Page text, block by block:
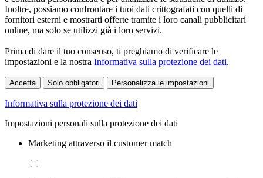
Inoltre, possiamo confrontare i tuoi dati crittografati con quelli di
fornitori esterni e mostrarti offerte tramite i loro canali pubblicitari
online, ma solo se utilizzi già i loro servizi.
Prima di dare il tuo consenso, ti preghiamo di verificare le
impostazioni e la nostra Informativa sulla protezione dei dati.
Accetta Solo obbligatori Personalizza le impostazioni
Informativa sulla protezione dei dati
Impostazioni personali sulla protezione dei dati
Marketing attraverso il customer match